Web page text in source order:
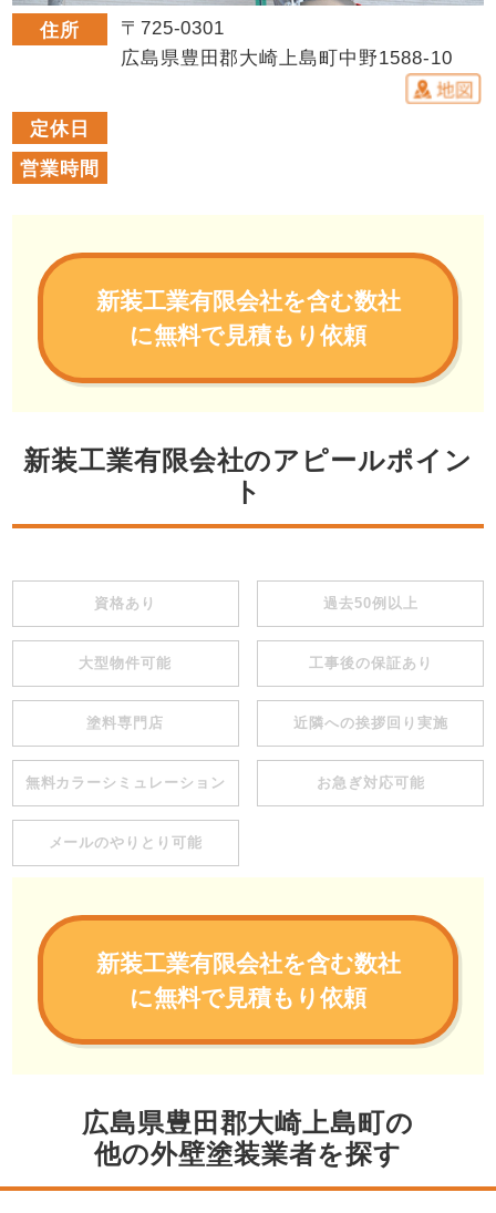
住所
〒725-0301
広島県豊田郡大崎上島町中野1588-10
定休日
営業時間
新装工業有限会社を含む数社
に無料で見積もり依頼
新装工業有限会社のアピールポイン
ト
資格あり 過去50例以上
大型物件可能 工事後の保証あり
塗料専門店 近隣への挨拶回り実施
無料カラーシミュレーション お急ぎ対応可能
メールのやりとり可能
新装工業有限会社を含む数社
に無料で見積もり依頼
広島県豊田郡大崎上島町の
他の外壁塗装業者を探す